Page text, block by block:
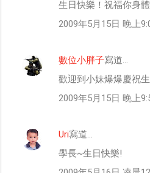
生日快樂！祝福你身
2009年5月15日 晚上
數位小胖子寫道…
歡迎到小妹爆爆慶祝
2009年5月15日 晚上
Uri寫道…
學長~生日快樂!